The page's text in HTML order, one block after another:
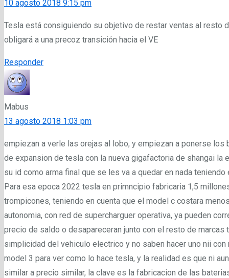
10 agosto 2018 9:15 pm
Tesla está consiguiendo su objetivo de restar ventas al resto
obligará a una precoz transición hacia el VE
Responder
Mabus
13 agosto 2018 1:03 pm
empiezan a verle las orejas al lobo, y empiezan a ponerse
de expansion de tesla con la nueva gigafactoria de shangai
su id como arma final que se les va a quedar en nada
Para esa epoca 2022 tesla en primncipio fabricaria 1,5
trompicones, teniendo en cuenta que el model c costara
autonomia, con red de supercharguer operativa, ya pueden
precio de saldo o desapareceran junto con el resto de
simplicidad del vehiculo electrico y no saben hacer uno nii
model 3 para ver como lo hace tesla, y la realidad es que ni
similar a precio similar, la clave es la fabricacion de las